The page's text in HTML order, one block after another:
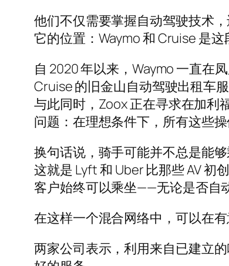
他们不仅需要掌握自动驾驶技术
它的位置：Waymo 和 Cruise 是这
自 2020 年以来，Waymo 一直在
Cruise 的旧金山自动驾驶出租车
与此同时，Zoox 正在寻求在加利
问题：在理想条件下，所有这些
换句话说，骑手可能并不总是能
这就是 Lyft 和 Uber 比那些 AV
客户始终可以乘坐——无论是否自
在这样一个混合网络中，可以在
两家公司表示，利用来自已建立